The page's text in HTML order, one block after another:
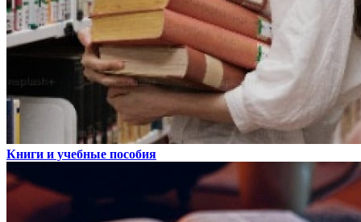
Книги и учебные пособия